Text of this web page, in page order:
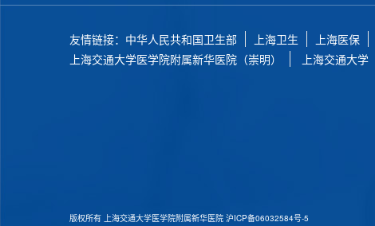
友情链接： 中华人民共和国卫生部 上海卫生 上海医保
上海交通大学医学院附属新华医院（崇明）
上海交通大学
版权所有 上海交通大学医学院附属新华医院 沪ICP备06032584号-5